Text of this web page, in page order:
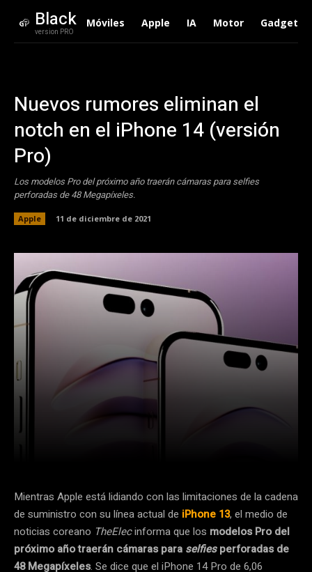
Black
version PRO
Móviles Apple IA Motor Gadgets
Nuevos rumores eliminan el
notch en el iPhone 14 (versión
Pro)
Los modelos Pro del próximo año traerán cámaras para selfies
perforadas de 48 Megapíxeles.
Apple 11 de diciembre de 2021
Mientras Apple está lidiando con las limitaciones de la cadena
de suministro con su línea actual de iPhone 13, el medio de
noticias coreano TheElecinforma que los modelos Pro del
próximo año traerán cámaras para selfiesperforadas de
48 Megapíxeles. Se dice que el iPhone 14 Pro de 6,06